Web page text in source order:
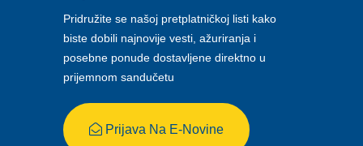
Pridružite se našoj pretplatničkoj listi kako
biste dobili najnovije vesti, ažuriranja i
posebne ponude dostavljene direktno u
prijemnom sandučetu
Prijava Na E-Novine